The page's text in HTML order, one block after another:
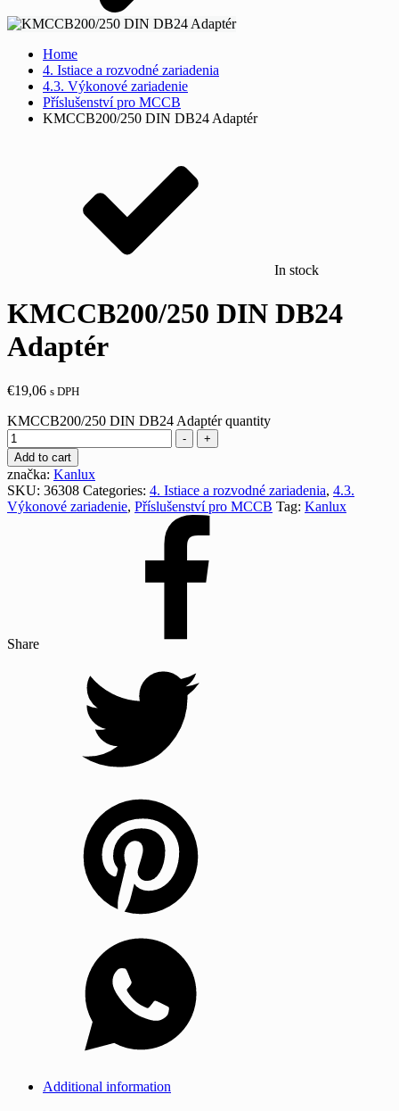
Home
4. Istiace a rozvodné zariadenia
4.3. Výkonové zariadenie
Příslušenství pro MCCB
KMCCB200/250 DIN DB24 Adaptér
In stock
KMCCB200/250 DIN DB24
Adaptér
€19,06 s DPH
KMCCB200/250 DIN DB24 Adaptér quantity
-
+
Add to cart
značka: Kanlux
SKU: 36308 Categories: 4. Istiace a rozvodné zariadenia, 4.3.
Výkonové zariadenie, Příslušenství pro MCCB Tag: Kanlux
Share
Additional information